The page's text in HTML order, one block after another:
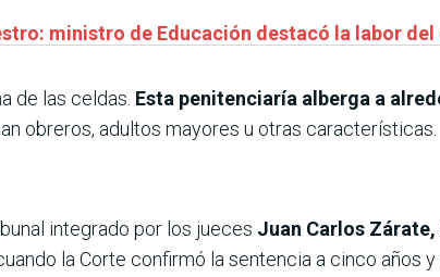
ministro de Educación destacó la labor
de las celdas. Esta penitenciaría alberga a
obreros, adultos mayores u otras características.
integrado por los jueces Juan Carlos
la Corte confirmó la sentencia a cinco años